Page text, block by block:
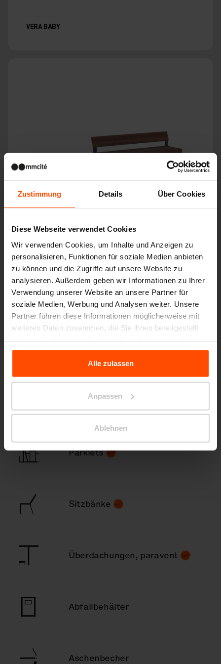
Zustimmung Details Über Cookies
Diese Webseite verwendet Cookies
Wir verwenden Cookies, um Inhalte und Anzeigen zu
personalisieren, Funktionen für soziale Medien anbieten
zu können und die Zugriffe auf unsere Website zu
analysieren. Außerdem geben wir Informationen zu Ihrer
Verwendung unserer Website an unsere Partner für
soziale Medien, Werbung und Analysen weiter. Unsere
Partner führen diese Informationen möglicherweise mit
weiteren Daten zusammen, die Sie ihnen bereitgestellt
gesammelt haben.
Für weitere Informationen besuchen Sie bitte Principles
Alle zulassen
Anpassen
Ablehnen
VERA BABY
WOODY BABY
Kinder
Parklets
Sitzbänke
Überdachungen, paravent
Abfallbehälter
Aschenbecher